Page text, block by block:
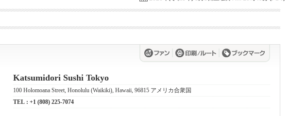
Katsumidori Sushi Tokyo
100 Holomoana Street, Honolulu (Waikiki), Hawaii, 96815 アメリカ合衆国
TEL : +1 (808) 225-7074